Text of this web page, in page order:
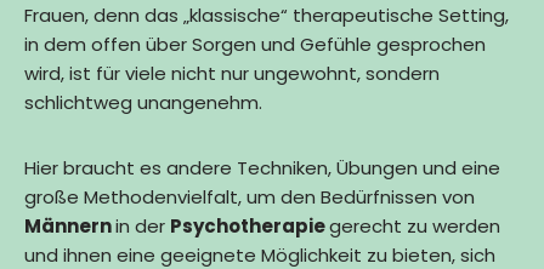
Frauen, denn das „klassische“ therapeutische Setting,
in dem offen über Sorgen und Gefühle gesprochen
wird, ist für viele nicht nur ungewohnt, sondern
schlichtweg unangenehm.
Hier braucht es andere Techniken, Übungen und eine
große Methodenvielfalt, um den Bedürfnissen von
Männernin der Psychotherapiegerecht zu werden
und ihnen eine geeignete Möglichkeit zu bieten, sich